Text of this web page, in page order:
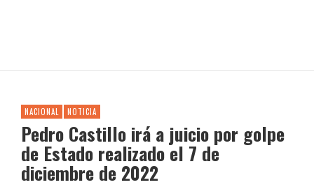
NACIONAL NOTICIA
Pedro Castillo irá a juicio por golpe
de Estado realizado el 7 de
diciembre de 2022